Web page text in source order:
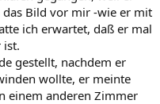
das Bild vor mir -wie er mit
ich erwartet, daß er mal
ist.
gestellt, nachdem er
wollte, er meinte
einem anderen Zimmer